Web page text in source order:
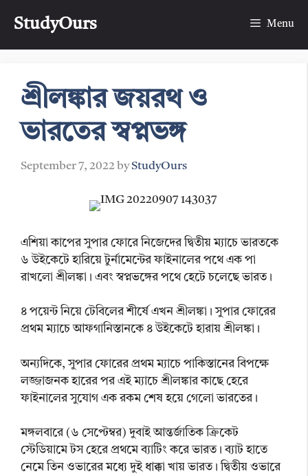
StudyOurs Menu
শ্রীলঙ্কার জয়রথ ও
ভারতের স্বপ্নভঙ্গ
September 7, 2022 byStudyOurs
এশিয়া কাপের সুপার ফোরে নিজেদের দ্বিতীয় ম্যাচে ভারতকে
৬ উইকেটে হারিয়ে টুর্নামেন্টের ফাইনালের পথে এক পা
রাখলো শ্রীলঙ্কা। এবং স্বপ্নভঙ্গের পথে হেটে চলেছে ভারত।
৪ পয়েন্ট নিয়ে টেবিলের শীর্ষে এখন শ্রীলঙ্কা। সুপার ফোরের
প্রথম ম্যাচে আফগানিস্তানকে ৪ উইকেটে হারায় শ্রীলঙ্কা।
অন্যদিকে, সুপার ফোরের প্রথম ম্যাচে পাকিস্তানের বিপক্ষে
লজ্জাজনক হারের পর এই ম্যাচে শ্রীলঙ্কার কাছে হেরে
ফাইনালের সুযোগ এক রকম শেষ হয়ে গেলো ভারতের।
মঙ্গলবারে (৬ সেপ্টেম্বর) দুবাই আন্তর্জাতিক ক্রিকেট
স্টেডিয়ামে টস হেরে প্রথমে ব্যাটিং করে ভারত। ব্যাট হাতে
নেমে তিন ওভারের মধ্যে দুই ধাক্কা খায় ভারত। দ্বিতীয় ওভারে